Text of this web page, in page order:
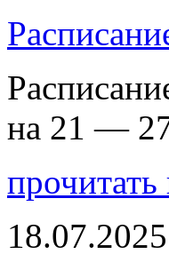
на 21 —
прочитать
18.07.2025